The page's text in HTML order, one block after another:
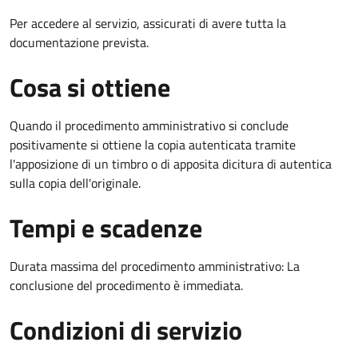
Per accedere al servizio, assicurati di avere tutta la
documentazione prevista.
Cosa si ottiene
Quando il procedimento amministrativo si conclude
positivamente si ottiene la copia autenticata tramite
l'apposizione di un timbro o di apposita dicitura di autentica
sulla copia dell'originale.
Tempi e scadenze
Durata massima del procedimento amministrativo: La
conclusione del procedimento è immediata.
Condizioni di servizio